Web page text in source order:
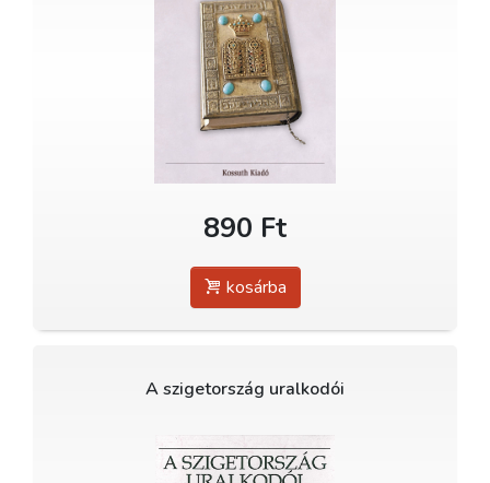
890 Ft
kosárba
A szigetország uralkodói